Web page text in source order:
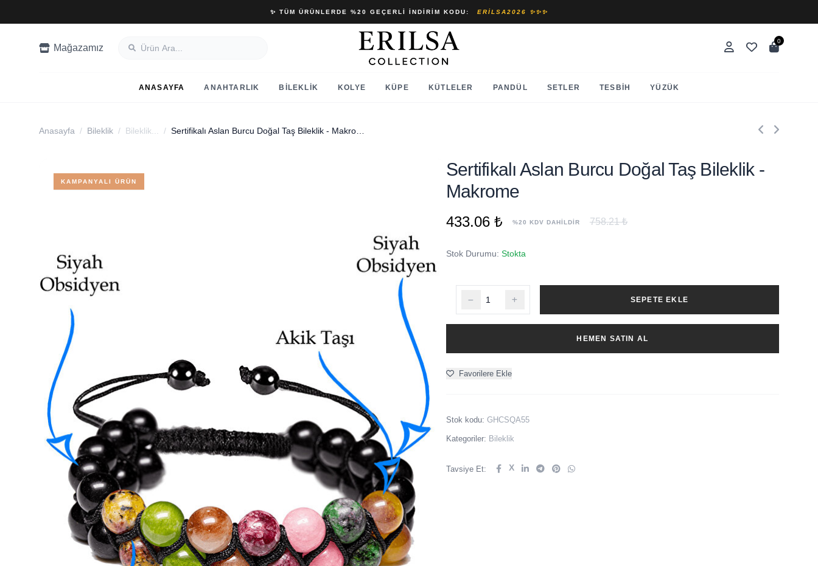
✨ TÜM ÜRÜNLERDE %20 GEÇERLI İNDIRIM KODU: ERILSA2026 ✨✨✨
Mağazamız
0
ANASAYFA ANAHTARLIK BILEKLIK KOLYE KÜPE KÜTLELER PANDÜL SETLER TESBIH YÜZÜK
Anasayfa / Bileklik / Bileklik... /
KAMPANYALI ÜRÜN
Sertifikalı Aslan Burcu Doğal Taş Bileklik -
Makrome
433.06 ₺ %20 KDV DAHİLDİR 758.21 ₺
Stok Durumu: Stokta
SEPETE EKLE
HEMEN SATIN AL
Favorilere Ekle
Stok kodu: GHCSQA55
Kategoriler: Bileklik
Tavsiye Et: X